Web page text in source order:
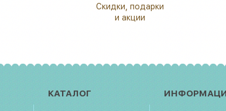
Скидки, подарки
и акции
КАТАЛОГ